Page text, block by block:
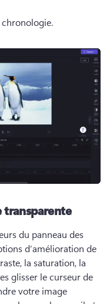
chronologie.
transparente
du panneau des
d’amélioration de
la saturation, la
glisser le curseur de
votre image